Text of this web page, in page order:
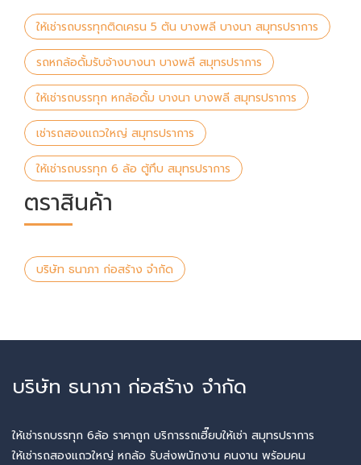
ให้เช่ารถบรรทุกติดเครน 5 ตัน บางพลี บางนา สมุทรปราการ
รถหกล้อดั้มรับจ้างบางนา บางพลี สมุทรปราการ
ให้เช่ารถบรรทุก หกล้อดั้ม บางนา บางพลี สมุทรปราการ
เช่ารถสองแถวใหญ่ สมุทรปราการ
ให้เช่ารถบรรทุก 6 ล้อ ตู้ทึบ สมุทรปราการ
ตราสินค้า
บริษัท ธนาภา ก่อสร้าง จำกัด
บริษัท ธนาภา ก่อสร้าง จำกัด
ให้เช่ารถบรรทุก 6ล้อ ราคาถูก บริการรถเฮี๊ยบให้เช่า สมุทรปราการ
ให้เช่ารถสองแถวใหญ่ หกล้อ รับส่งพนักงาน คนงาน พร้อมคน